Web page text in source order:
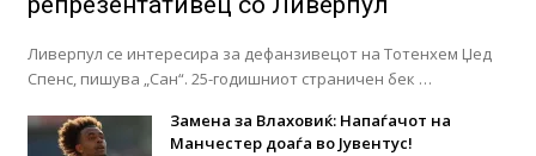
Ливерпул се интересира за дефанзивецот на Тотенхем Џед
Спенс, пишува „Сан“. 25-годишниот страничен бек …
Замена за Влаховиќ: Напаѓачот на
Манчестер доаѓа во Јувентус!